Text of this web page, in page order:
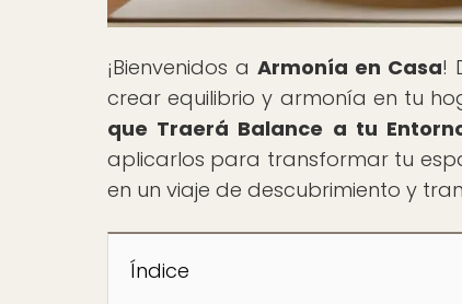
¡Bienvenidos a Armonía en Casa!
crear equilibrio y armonía en tu
que Traerá Balance a tu
aplicarlos para transformar tu
en un viaje de descubrimiento y
Índice